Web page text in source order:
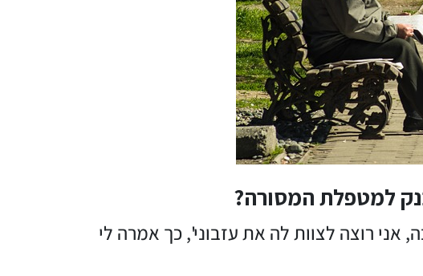
למטפלת המסורה?
אני רוצה לצוות לה את עזבוני', כך אמרה לי